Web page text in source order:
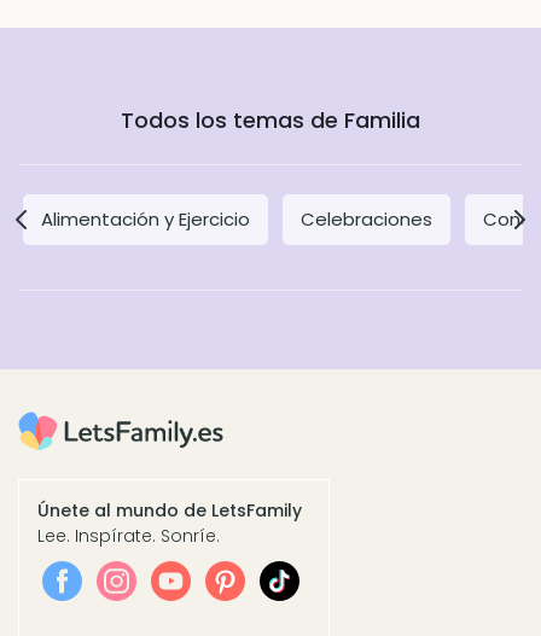
Todos los temas de Familia
Alimentación y Ejercicio Celebraciones
Únete al mundo de LetsFamily
Lee. Inspírate. Sonríe.